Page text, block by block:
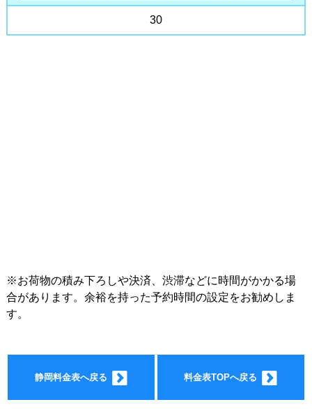
ン料金
インフォ
メーショ
30
※お荷物の積み下ろしや決済、渋滞などに時間がかかる場
合があります。余裕を持った予約時間の設定をお勧めしま
す。
静岡料金表へ戻る 料金表TOPへ戻る